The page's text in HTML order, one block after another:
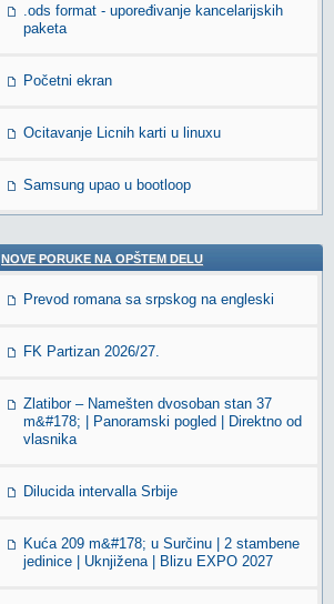
.ods format - upoređivanje kancelarijskih
paketa
Početni ekran
Ocitavanje Licnih karti u linuxu
Samsung upao u bootloop
NOVE PORUKE NA OPŠTEM DELU
Prevod romana sa srpskog na engleski
FK Partizan 2026/27.
Zlatibor – Namešten dvosoban stan 37
m&#178; | Panoramski pogled | Direktno od
vlasnika
Dilucida intervalla Srbije
Kuća 209 m&#178; u Surčinu | 2 stambene
jedinice | Uknjižena | Blizu EXPO 2027